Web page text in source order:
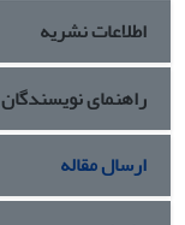
اطلاعات نشریه
راهنمای نویسندگان
ارسال مقاله